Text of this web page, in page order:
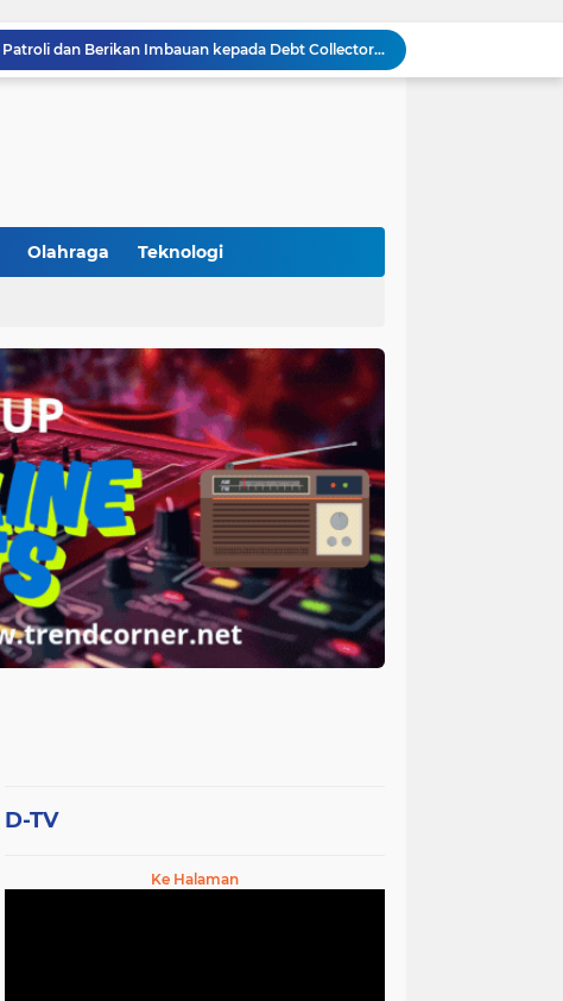
Polsek Cikupa Gelar Patroli dan Berikan Imbauan kepada Debt Collector, Cegah Gangguan Kamtibmas
Bhabinkamtibmas dan Babinsa Desa Bojong Gelar Warung Bhabinkamtibmas, Pererat Komunikasi dengan Warga
Ka Polsubsektor Cikupa Mas Aktif Atur Arus Lalu Lintas Sore, Wujudkan Kamseltibcar Lantas
Olahraga Teknologi
D-TV
Ke Halaman